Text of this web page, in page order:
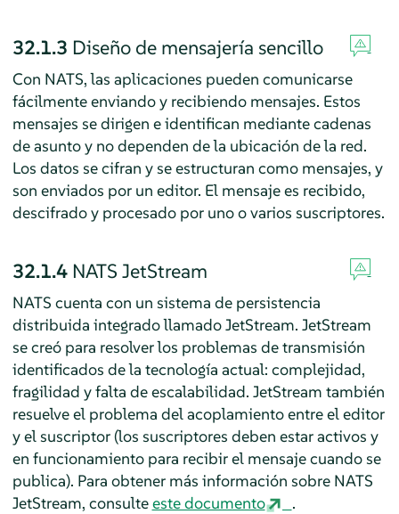
32.1.3 Diseño de mensajería sencillo
Con NATS, las aplicaciones pueden comunicarse
fácilmente enviando y recibiendo mensajes. Estos
mensajes se dirigen e identifican mediante cadenas
de asunto y no dependen de la ubicación de la red.
Los datos se cifran y se estructuran como mensajes, y
son enviados por un editor. El mensaje es recibido,
descifrado y procesado por uno o varios suscriptores.
32.1.4 NATS JetStream
NATS cuenta con un sistema de persistencia
distribuida integrado llamado JetStream. JetStream
se creó para resolver los problemas de transmisión
identificados de la tecnología actual: complejidad,
fragilidad y falta de escalabilidad. JetStream también
resuelve el problema del acoplamiento entre el editor
y el suscriptor (los suscriptores deben estar activos y
en funcionamiento para recibir el mensaje cuando se
publica). Para obtener más información sobre NATS
JetStream, consulteeste documento .